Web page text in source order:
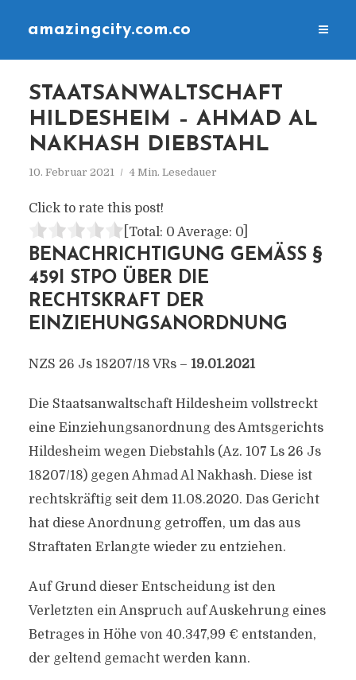
amazingcity.com.co
STAATSANWALTSCHAFT
HILDESHEIM – AHMAD AL
NAKHASH DIEBSTAHL
10. Februar 2021 4 Min. Lesedauer
Click to rate this post!
[Total: 0 Average: 0]
BENACHRICHTIGUNG GEMÄSS § 4
59I STPO ÜBER DIE R
ECHTSKRAFT DER E
INZIEHUNGSANORDNUNG
NZS 26 Js 18207/​18 VRs – 19.01.2021
Die Staatsanwaltschaft Hildesheim vollstreckt
eine Einziehungsanordnung des Amtsgerichts
Hildesheim wegen Diebstahls (Az. 107 Ls 26 Js
18207/​18) gegen Ahmad Al Nakhash. Diese ist
rechtskräftig seit dem 11.08.2020. Das Gericht
hat diese Anordnung getroffen, um das aus
Straftaten Erlangte wieder zu entziehen.
Auf Grund dieser Entscheidung ist den
Verletzten ein Anspruch auf Auskehrung eines
Betrages in Höhe von 40.347,99 € entstanden,
der geltend gemacht werden kann.